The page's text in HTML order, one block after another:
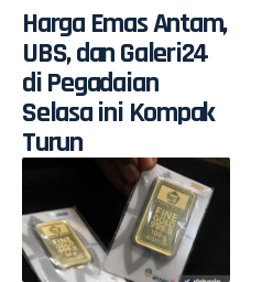
Harga Emas Antam,
UBS, dan Galeri24
di Pegadaian
Selasa ini Kompak
Turun